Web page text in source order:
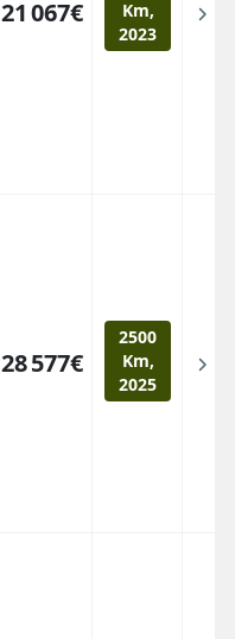
21 067€
Km,
2023
28 577€
2500
Km,
2025